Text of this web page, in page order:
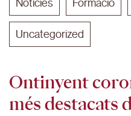
Notícies Formació
Uncategorized
Ontinyent
més destacats